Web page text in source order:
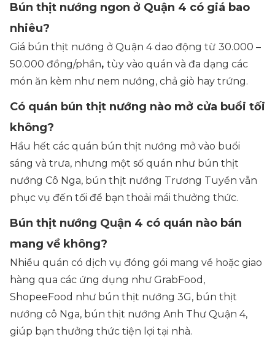
Bún thịt nướng ngon ở Quận 4 có giá bao
nhiêu?
Giá bún thịt nướng ở Quận 4 dao động từ 30.000 –
50.000 đồng/phần, tùy vào quán và đa dạng các
món ăn kèm như nem nướng, chả giò hay trứng.
Có quán bún thịt nướng nào mở cửa buổi tối
không?
Hầu hết các quán bún thịt nướng mở vào buổi
sáng và trưa, nhưng một số quán như bún thịt
nướng Cô Nga, bún thịt nướng Trương Tuyền vẫn
phục vụ đến tối để bạn thoải mái thưởng thức.
Bún thịt nướng Quận 4 có quán nào bán
mang về không?
Nhiều quán có dịch vụ đóng gói mang về hoặc giao
hàng qua các ứng dụng như GrabFood,
ShopeeFood như bún thịt nướng 3G, bún thịt
nướng cô Nga, bún thịt nướng Anh Thư Quận 4,
giúp bạn thưởng thức tiện lợi tại nhà.